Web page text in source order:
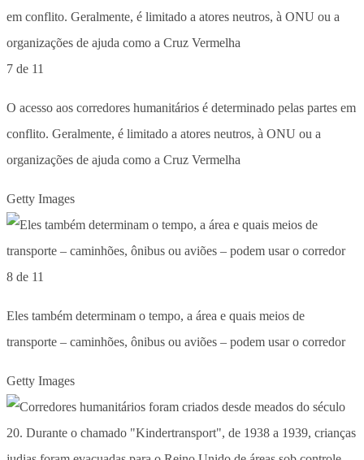
7 de 11
O acesso aos corredores humanitários é determinado pelas partes em
conflito. Geralmente, é limitado a atores neutros, à ONU ou a
organizações de ajuda como a Cruz Vermelha
Getty Images
8 de 11
Eles também determinam o tempo, a área e quais meios de
transporte – caminhões, ônibus ou aviões – podem usar o corredor
Getty Images